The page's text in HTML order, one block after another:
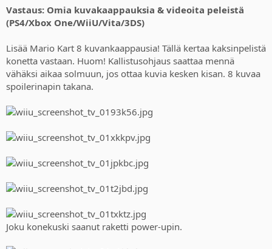
Vastaus: Omia kuvakaappauksia & videoita peleistä
(PS4/Xbox One/WiiU/Vita/3DS)
Lisää Mario Kart 8 kuvankaappausia! Tällä kertaa kaksinpelistä
konetta vastaan. Huom! Kallistusohjaus saattaa mennä
vähäksi aikaa solmuun, jos ottaa kuvia kesken kisan. 8 kuvaa
spoilerinapin takana.
Joku konekuski saanut raketti power-upin.